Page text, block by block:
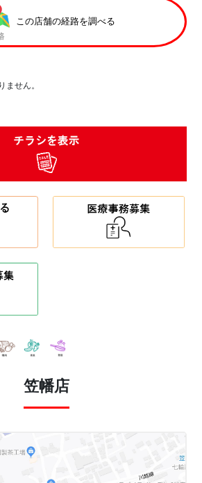
この店舗の経路を調べる
ません。
笠幡店